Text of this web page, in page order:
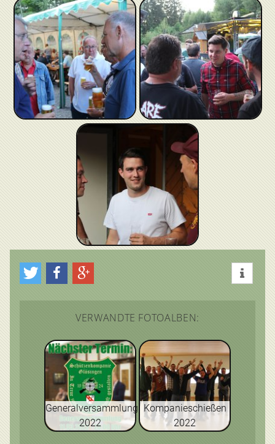
VERWANDTE FOTOALBEN:
Generalversammlung
2022
Kompanieschießen
2022